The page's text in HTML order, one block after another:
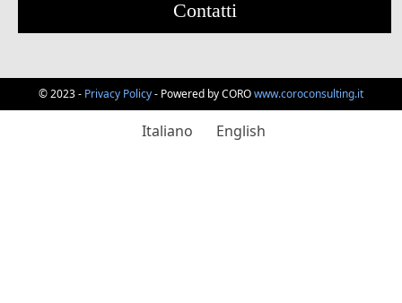
Contatti
© 2023 - Privacy Policy- Powered by COROwww.coroconsulting.it
Italiano English